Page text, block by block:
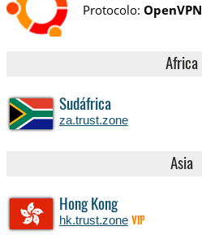
Protocolo:OpenVPN
Africa
Sudáfrica
za.trust.zone
Asia
Hong Kong
hk.trust.zone VIP